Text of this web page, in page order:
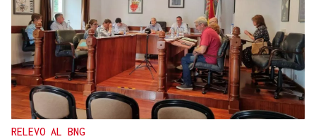
CRISIS HUMANITARIA
El Instituto de Medicina Legal de Ceuta recibe los
cuerpos de los 80 migrantes fallecidos
RELEVO AL BNG